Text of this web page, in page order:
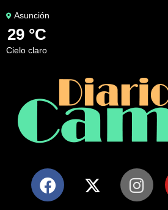
Asunción
29 °C
cielo claro